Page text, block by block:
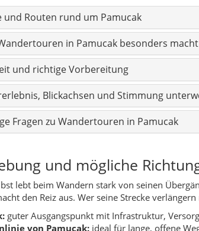
und Routen rund um Pamucak
in Pamucak besonders macht
und richtige Vorbereitung
Blickachsen und Stimmung
Fragen zu Wandertouren in Pamucak
und mögliche
lebt beim Wandern stark von seinen
den Reiz aus. Wer seine Strecke
guter Ausgangspunkt mit Infrastruktur,
von Pamucak: ideal für lange, offene